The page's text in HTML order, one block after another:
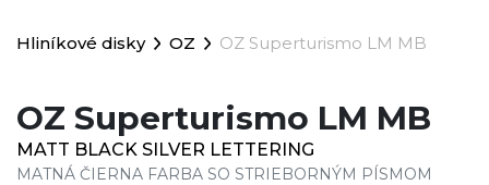
Hliníkové disky OZ OZ Superturismo LM MB
OZ Superturismo LM MB
MATT BLACK SILVER LETTERING
MATNÁ ČIERNA FARBA SO STRIEBORNÝM PÍSMOM